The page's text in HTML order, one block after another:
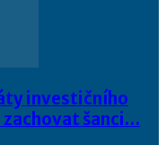
investičního
šanci…